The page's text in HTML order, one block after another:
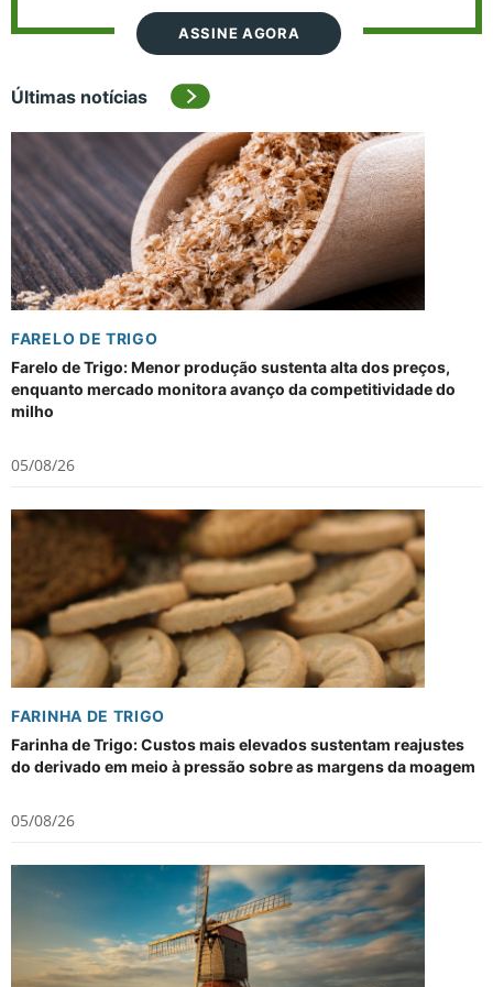
ASSINE AGORA
Últimas notícias
FARELO DE TRIGO
Farelo de Trigo: Menor produção sustenta alta dos preços,
enquanto mercado monitora avanço da competitividade do
milho
05/08/26
FARINHA DE TRIGO
Farinha de Trigo: Custos mais elevados sustentam reajustes
do derivado em meio à pressão sobre as margens da moagem
05/08/26